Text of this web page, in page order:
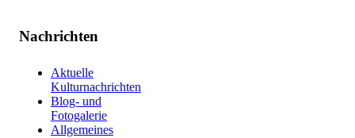
Nachrichten
Aktuelle
Kulturnachrichten
Blog- und
Fotogalerie
Allgemeines